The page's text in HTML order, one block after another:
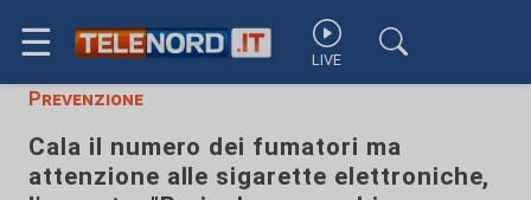
☰ LIVE
Prevenzione
Cala il numero dei fumatori ma
attenzione alle sigarette elettroniche,